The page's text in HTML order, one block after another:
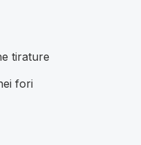
tirature
fori